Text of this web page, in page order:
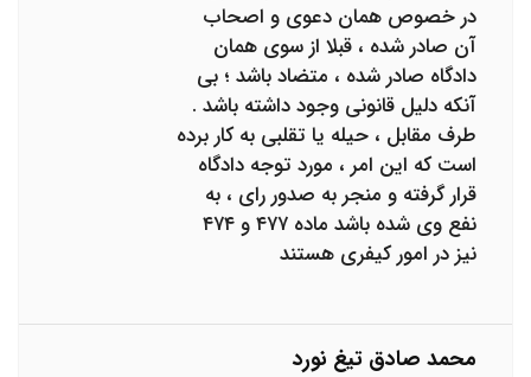
در خصوص همان دعوی و اصحاب
آن صادر شده ، قبلا از سوی همان
دادگاه صادر شده ، متضاد باشد ؛ بی
آنکه دلیل قانونی وجود داشته باشد .
طرف مقابل ، حیله یا تقلبی به کار برده
است که این امر ، مورد توجه دادگاه
قرار گرفته و منجر به صدور رای ، به
نفع وی شده باشد ماده ۴۷۷ و ۴۷۴
نیز در امور کیفری هستند
محمد صادق تیغ نورد